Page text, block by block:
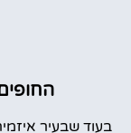
בעוד שבעיר